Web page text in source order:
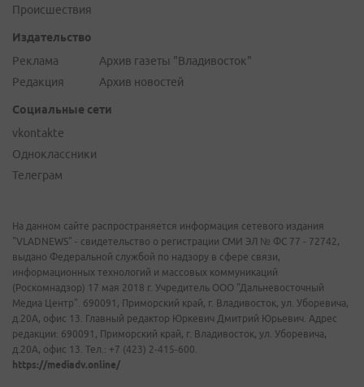
Происшествия
Издательство
Реклама
Редакция
Архив газеты "Владивосток"
Архив новостей
Социальные сети
vkontakte
Одноклассники
Телеграм
На данном сайте распространяется информация сетевого издания
"VLADNEWS" - свидетельство о регистрации СМИ ЭЛ № ФС 77 - 72742,
выдано Федеральной службой по надзору в сфере связи,
информационных технологий и массовых коммуникаций
(Роскомнадзор) 17 мая 2018 г. Учредитель ООО "Дальневосточный
Медиа Центр". 690091, Приморский край, г. Владивосток, ул. Уборевича,
д.20А, офис 13. Главный редактор Юркевич Дмитрий Юрьевич. Адрес
редакции: 690091, Приморский край, г. Владивосток, ул. Уборевича,
д.20А, офис 13. Тел.: +7 (423) 2-415-600.
https://mediadv.online/